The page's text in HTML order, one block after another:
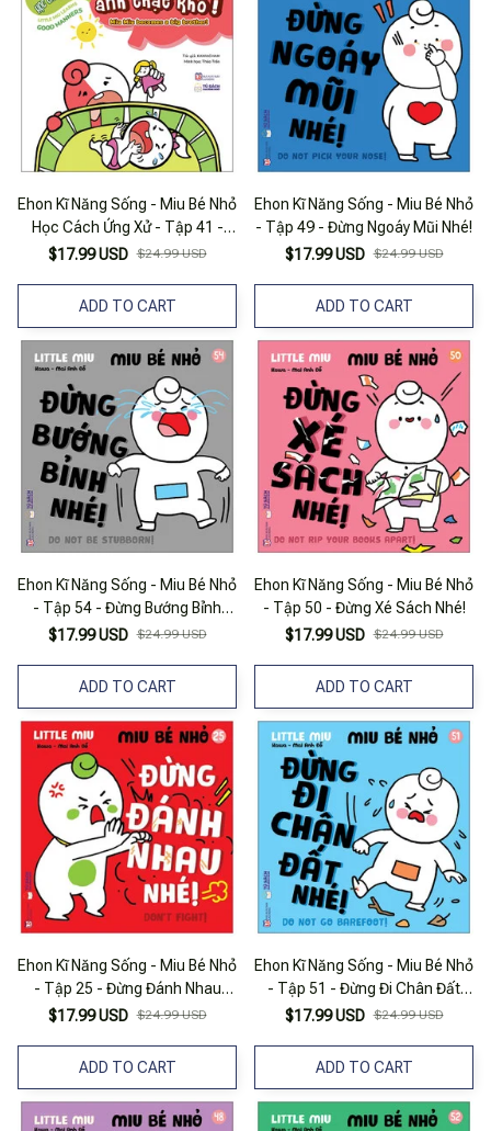
Ehon Kĩ Năng Sống - Miu Bé Nhỏ
Học Cách Ứng Xử - Tập 41 -
Miu Miu Làm Anh Thật Khó!
$17.99 USD $24.99 USD
ADD TO CART
Ehon Kĩ Năng Sống - Miu Bé Nhỏ
- Tập 49 - Đừng Ngoáy Mũi Nhé!
$17.99 USD $24.99 USD
ADD TO CART
Ehon Kĩ Năng Sống - Miu Bé Nhỏ
- Tập 54 - Đừng Bướng Bỉnh
Nhé!
$17.99 USD $24.99 USD
ADD TO CART
Ehon Kĩ Năng Sống - Miu Bé Nhỏ
- Tập 50 - Đừng Xé Sách Nhé!
$17.99 USD $24.99 USD
ADD TO CART
Ehon Kĩ Năng Sống - Miu Bé Nhỏ
- Tập 25 - Đừng Đánh Nhau
Nhé!
$17.99 USD $24.99 USD
ADD TO CART
Ehon Kĩ Năng Sống - Miu Bé Nhỏ
- Tập 51 - Đừng Đi Chân Đất
Nhé!
$17.99 USD $24.99 USD
ADD TO CART